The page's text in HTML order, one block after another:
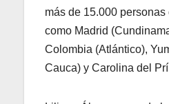
más de 15.000
como Madrid
Colombia (Atlántico),
Cauca) y Carolina del